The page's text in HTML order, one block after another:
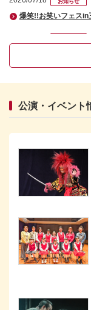
爆笑!!お笑いフェス
きりりパーク利用不
森の物語～』 一般発
森の物語～』 きり
2026/06/13 お知らせ
第6回三次市神楽共
きりりパーク利用不
2026/05/07 お知らせ
令和8年度きりり中
2026/04/30 お知らせ
公演・イベント